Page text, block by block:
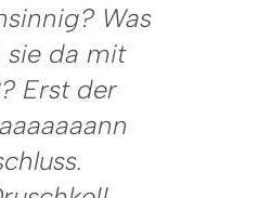
Was
sie da mit
Erst der